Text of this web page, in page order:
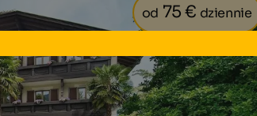
od 75 € dziennie